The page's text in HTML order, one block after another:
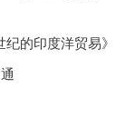
的印度洋贸易》